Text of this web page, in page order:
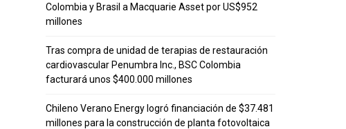
Colombia y Brasil a Macquarie Asset por US$952
millones
Tras compra de unidad de terapias de restauración
cardiovascular Penumbra Inc., BSC Colombia
facturará unos $400.000 millones
Chileno Verano Energy logró financiación de $37.481
millones para la construcción de planta fotovoltaica